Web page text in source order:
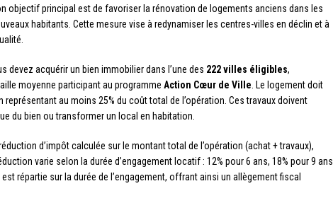
objectif principal est de favoriser la rénovation de logements anciens dans les
habitants. Cette mesure vise à redynamiser les centres-villes en déclin et à
devez acquérir un bien immobilier dans l’une des 222 villes éligibles,
moyenne participant au programme Action Cœur de Ville . Le logement doit
représentant au moins 25% du coût total de l’opération. Ces travaux doivent
du bien ou transformer un local en habitation.
d’impôt calculée sur le montant total de l’opération (achat + travaux),
varie selon la durée d’engagement locatif : 12% pour 6 ans, 18% pour 9 ans
répartie sur la durée de l’engagement, offrant ainsi un allègement fiscal